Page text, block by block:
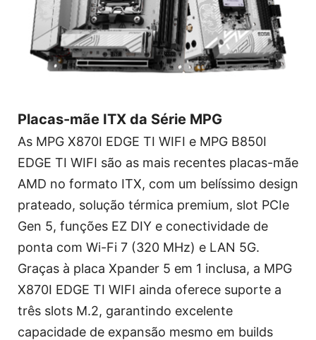
Placas-mãe ITX da Série MPG
As MPG X870I EDGE TI WIFI e MPG B850I
EDGE TI WIFI são as mais recentes placas-mãe
AMD no formato ITX, com um belíssimo design
prateado, solução térmica premium, slot PCIe
Gen 5, funções EZ DIY e conectividade de
ponta com Wi-Fi 7 (320 MHz) e LAN 5G.
Graças à placa Xpander 5 em 1 inclusa, a MPG
X870I EDGE TI WIFI ainda oferece suporte a
três slots M.2, garantindo excelente
capacidade de expansão mesmo em builds